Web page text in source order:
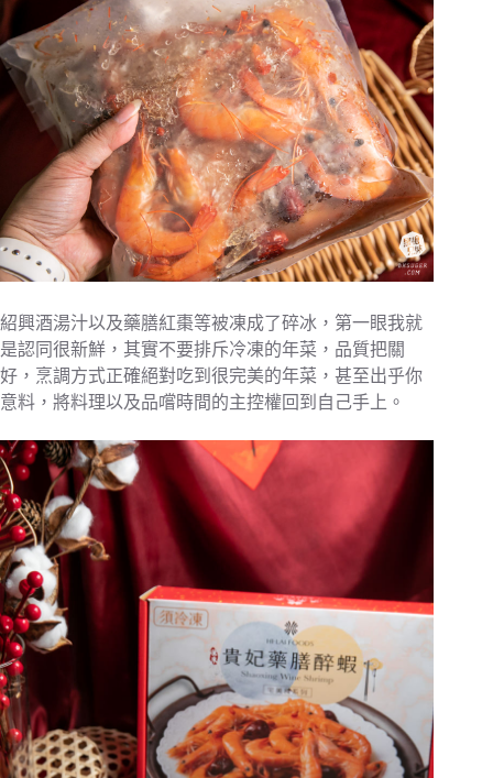
紹興酒湯汁以及藥膳紅棗等被凍成了碎冰，第一眼我就
是認同很新鮮，其實不要排斥冷凍的年菜，品質把關
好，烹調方式正確絕對吃到很完美的年菜，甚至出乎你
意料，將料理以及品嚐時間的主控權回到自己手上。